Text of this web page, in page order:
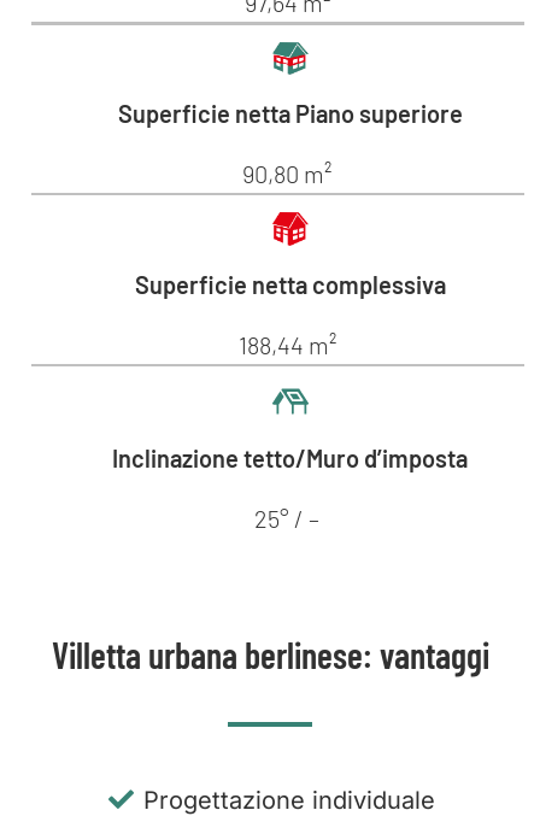
Superficie netta Piano superiore
90,80 m²
Superficie netta complessiva
188,44 m²
Inclinazione tetto/Muro d’imposta
25° / –
Villetta urbana berlinese: vantaggi
Progettazione individuale